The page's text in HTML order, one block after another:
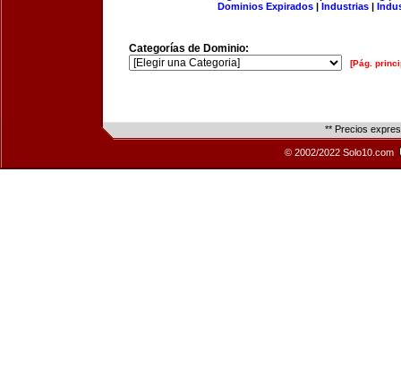
Dominios Expirados | Industrias |
Categorías de Dominio:
[Pág.
** Precios
© 2002/2022 Solo10.com